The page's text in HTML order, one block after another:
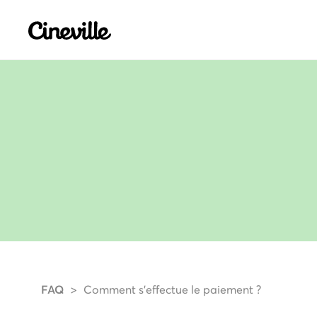
Cineville Logo
FAQ Comment s'effectue le paiement ?